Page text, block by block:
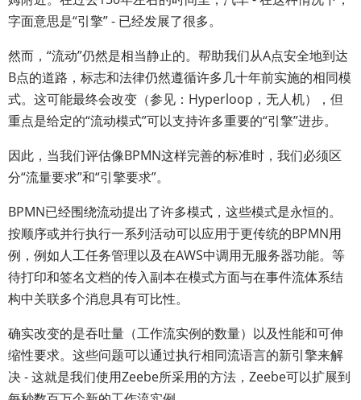
字面意思是“引擎” - 已经发展了很多。
然而，“流动”仍然是相当静止的。帮助我们从A点安全地到达
B点的道路，标志和法律仍然遵循许多几十年前实施的相同模
式。这可能最终会改变（参见：Hyperloop，无人机），但
重点是给定的“流动模式”可以支持许多重要的“引擎”进步。
因此，当我们评估像BPMN这样完善的标准时，我们必须区
分“流量要求”和“引擎要求”。
BPMN已经围绕流动提出了许多模式，这些模式是永恒的。
按顺序或并行执行一系列活动可以应用于更传统的BPMN用
例，例如人工任务管理以及在AWS中调用无服务器功能。等
待打印和签名文档的传入副本在模式方面与在事件流体系结
构中关联多个消息具有可比性。
确实改变的是吞吐量（工作流实例的数量）以及性能和可伸
缩性要求。这些问题可以通过执行相同流语言的新引擎来解
决 - 这就是我们使用Zeebe所采用的方法，Zeebe可以扩展到